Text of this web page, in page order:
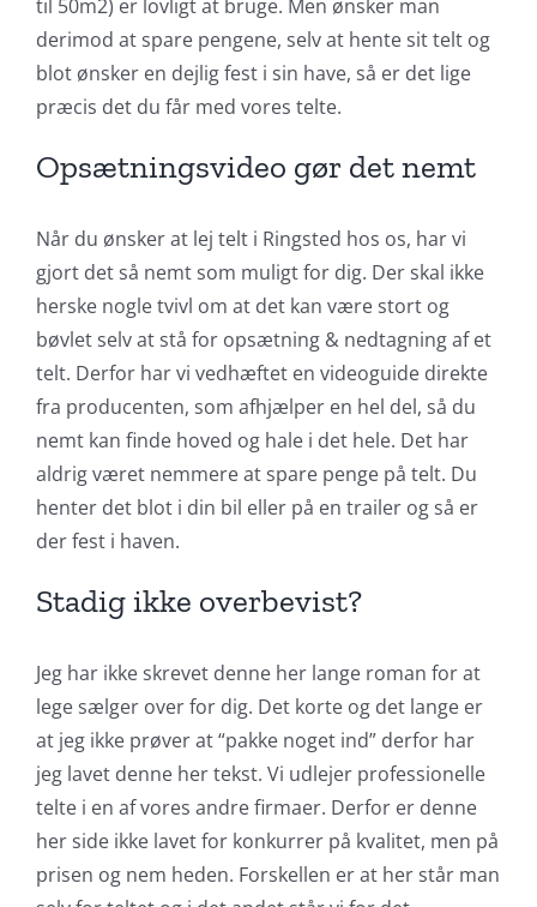
til 50m2) er lovligt at bruge. Men ønsker man
derimod at spare pengene, selv at hente sit telt og
blot ønsker en dejlig fest i sin have, så er det lige
præcis det du får med vores telte.
Opsætningsvideo gør det nemt
Når du ønsker at lej telt i Ringsted hos os, har vi
gjort det så nemt som muligt for dig. Der skal ikke
herske nogle tvivl om at det kan være stort og
bøvlet selv at stå for opsætning & nedtagning af et
telt. Derfor har vi vedhæftet en videoguide direkte
fra producenten, som afhjælper en hel del, så du
nemt kan finde hoved og hale i det hele. Det har
aldrig været nemmere at spare penge på telt. Du
henter det blot i din bil eller på en trailer og så er
der fest i haven.
Stadig ikke overbevist?
Jeg har ikke skrevet denne her lange roman for at
lege sælger over for dig. Det korte og det lange er
at jeg ikke prøver at “pakke noget ind” derfor har
jeg lavet denne her tekst. Vi udlejer professionelle
telte i en af vores andre firmaer. Derfor er denne
her side ikke lavet for konkurrer på kvalitet, men på
prisen og nem heden. Forskellen er at her står man